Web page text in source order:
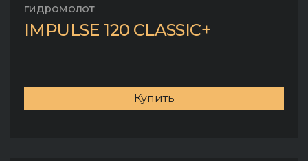
гидромолот
IMPULSE 120 CLASSIC+
Купить